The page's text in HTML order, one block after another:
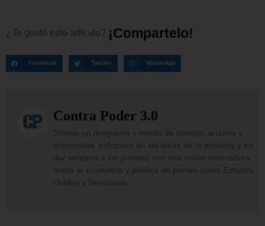
¿Te gustó este artículo? ¡Compartelo!
Facebook Twitter WhatsApp
Contra Poder 3.0
Somos un programa y medio de opinión, análisis y
entrevistas, enfocado en las ideas de la derecha y en
dar ventana a los jóvenes con una visión innovadora
sobre la economía y política de países como Estados
Unidos y Venezuela.